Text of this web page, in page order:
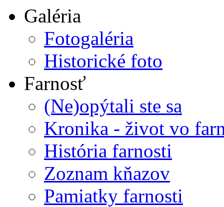
Galéria
Fotogaléria
Historické foto
Farnosť
(Ne)opýtali ste sa
Kronika - život vo
História farnosti
Zoznam kňazov
Pamiatky farnosti